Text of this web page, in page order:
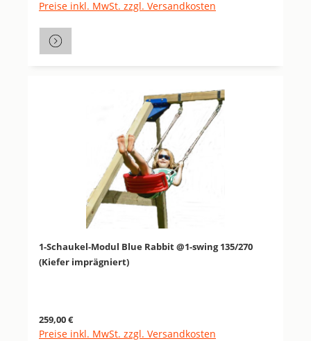
Preise inkl. MwSt. zzgl. Versandkosten
1-Schaukel-Modul Blue Rabbit @1-swing 135/270
(Kiefer imprägniert)
Regulärer Preis:
259,00 €
Preise inkl. MwSt. zzgl. Versandkosten